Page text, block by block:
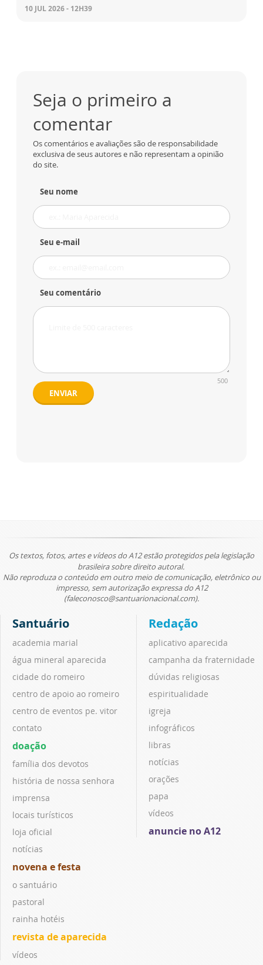
10 JUL 2026 - 12H39
Seja o primeiro a
comentar
Os comentários e avaliações são de responsabilidade
exclusiva de seus autores e não representam a opinião
do site.
Seu nome
Seu e-mail
Seu comentário
500
ENVIAR
Os textos, fotos, artes e vídeos do A12 estão protegidos pela legislação
brasileira sobre direito autoral.
Não reproduza o conteúdo em outro meio de comunicação, eletrônico ou
impresso, sem autorização expressa do A12
(faleconosco@santuarionacional.com).
Santuário
academia marial
água mineral aparecida
cidade do romeiro
centro de apoio ao romeiro
centro de eventos pe. vitor
contato
doação
família dos devotos
história de nossa senhora
imprensa
locais turísticos
loja oficial
notícias
novena e festa
o santuário
pastoral
rainha hotéis
revista de aparecida
vídeos
Redação
aplicativo aparecida
campanha da fraternidade
dúvidas religiosas
espiritualidade
igreja
infográficos
libras
notícias
orações
papa
vídeos
anuncie no A12